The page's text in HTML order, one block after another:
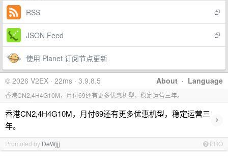
RSS
JSON Feed
使用 Planet 订阅节点更新
About · Language
© 2026 V2EX · 22ms · 3.9.8.5
香港CN2,4H4G10M，月付69还有更多优惠机型，稳定运营三年。
香港CN2,4H4G10M，月付69还有更多优惠机型，稳定运营三
年。
›
Promoted by DeWjjj PRO